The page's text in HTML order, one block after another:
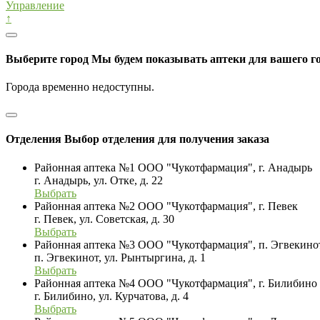
Управление
↑
Выберите город Мы будем показывать аптеки для вашего
Города временно недоступны.
Отделения Выбор отделения для получения заказа
Районная аптека №1 ООО "Чукотфармация", г. Анадырь
г. Анадырь, ул. Отке, д. 22
Выбрать
Районная аптека №2 ООО "Чукотфармация", г. Певек
г. Певек, ул. Советская, д. 30
Выбрать
Районная аптека №3 ООО "Чукотфармация", п.
п. Эгвекинот, ул. Рынтыргина, д. 1
Выбрать
Районная аптека №4 ООО "Чукотфармация", г. Билибино
г. Билибино, ул. Курчатова, д. 4
Выбрать